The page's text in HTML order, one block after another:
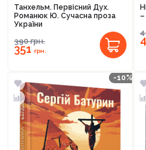
Танхельм. Первісний Дух.
Романюк Ю. Сучасна проза
України
390грн.
351грн.
-10%